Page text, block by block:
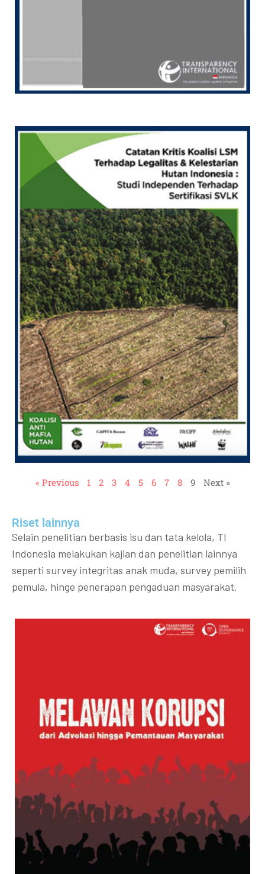
« Previous 1 2 3 4 5 6 7 8 9 Next »
Riset lainnya​​
Selain penelitian berbasis isu dan tata kelola, TI
Indonesia melakukan kajian dan penelitian lainnya
seperti survey integritas anak muda, survey pemilih
pemula, hinge penerapan pengaduan masyarakat.